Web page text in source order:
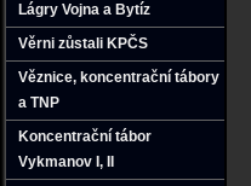
Lágry Vojna a Bytíz
Věrni zůstali KPČS
Věznice‚ koncentrační tábory
a TNP
Koncentrační tábor
Vykmanov I‚ II